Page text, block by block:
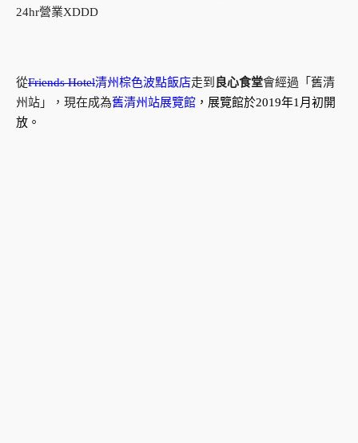
24hr營業XDDD
從Friends Hotel清州棕色波點飯店走到 良心食堂會經過「舊清
州站」，現在成為舊清州站展覽館 ，展覽館於2019年1月初開
放。